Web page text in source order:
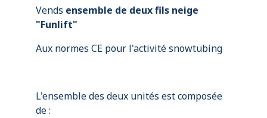
Vends ensemble de deux fils neige
"Funlift"
Aux normes CE pour l'activité snowtubing
L'ensemble des deux unités est composée
de :